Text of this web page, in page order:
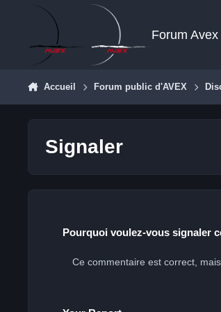
Aller au contenu
Forum Avex
Accueil Forum public d'AVEX
Signaler
Pourquoi voulez-vous signaler